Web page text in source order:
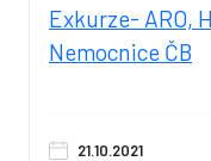
Exkurze- ARO,
Nemocnice ČB
21.10.2021